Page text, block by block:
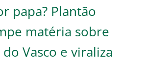
papa? Plantão
matéria sobre
Vasco e viraliza